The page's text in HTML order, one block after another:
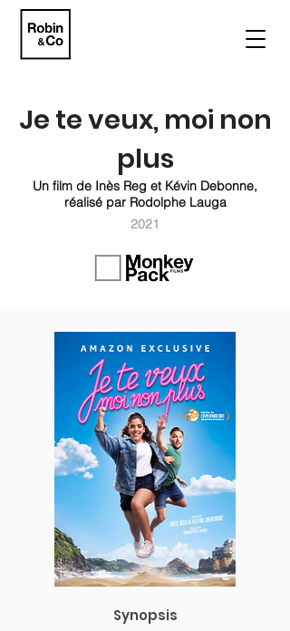
Je te veux, moi non
plus
Un film de Inès Reg et Kévin Debonne,
réalisé par Rodolphe Lauga
2021
Synopsis